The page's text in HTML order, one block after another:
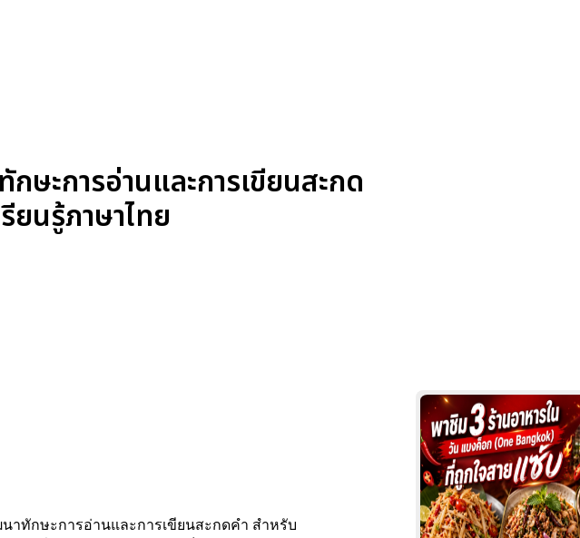
ษะการอ่านและการเขียนสะกด
ยนรู้ภาษาไทย
าทักษะการอ่านและการเขียนสะกดคำ สำหรับ